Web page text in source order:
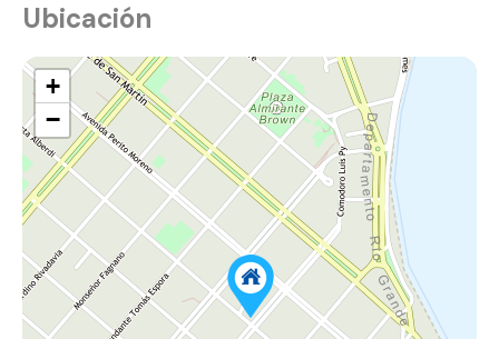
Ubicación
+
−